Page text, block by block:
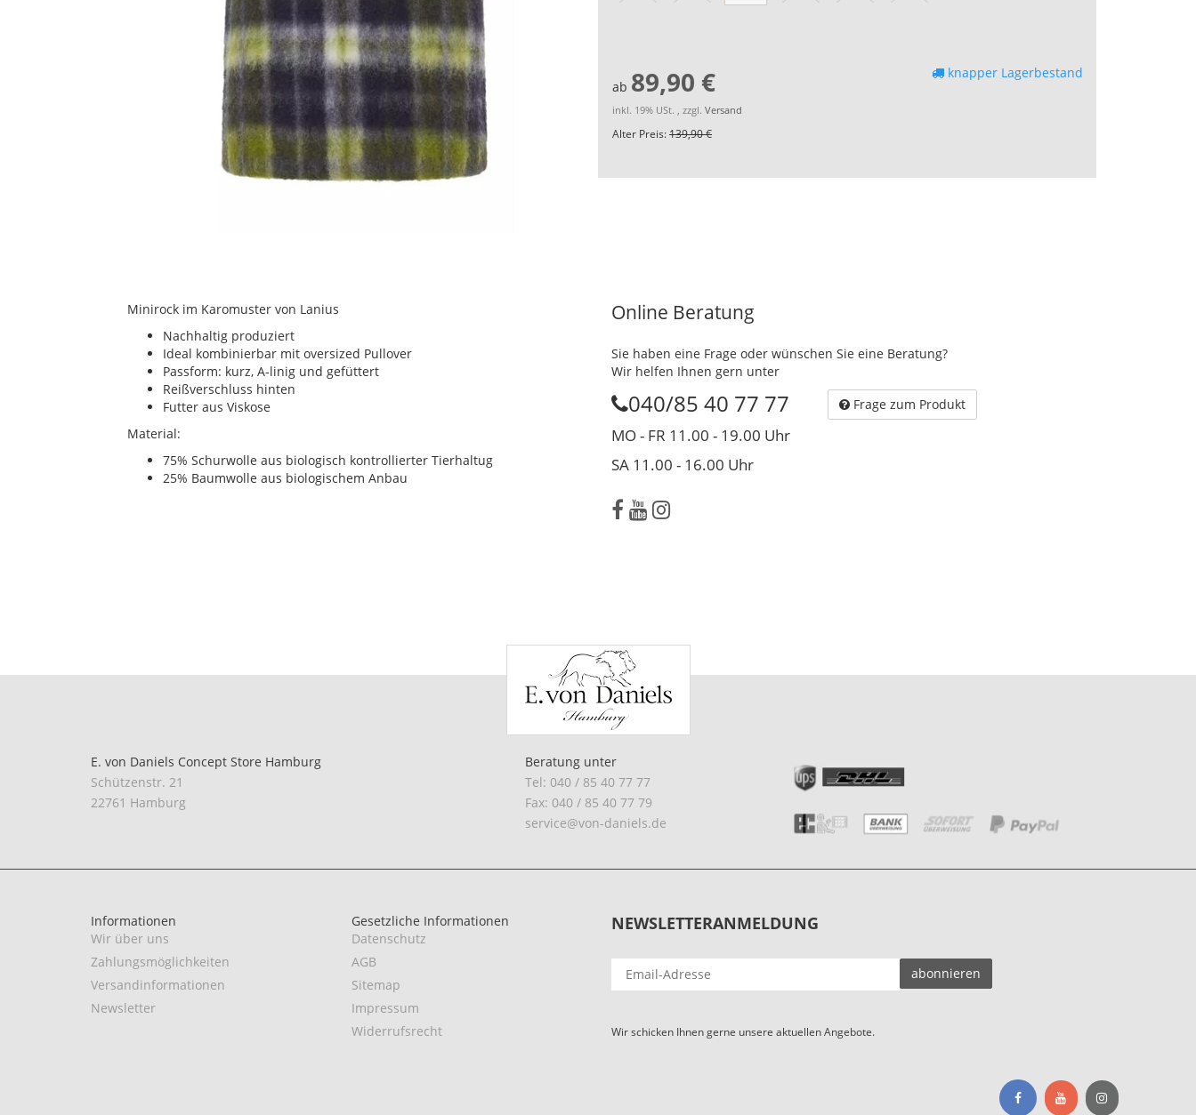
ab 89,90 €
inkl. 19% USt. , zzgl. Versand
Alter Preis:139,90 €
knapper Lagerbestand
Minirock im Karomuster von Lanius
Nachhaltig produziert
Ideal kombinierbar mit oversized Pullover
Passform: kurz, A-linig und gefüttert
Reißverschluss hinten
Futter aus Viskose
Material:
75% Schurwolle aus biologisch kontrollierter Tierhaltug
25% Baumwolle aus biologischem Anbau
Online Beratung
Sie haben eine Frage oder wünschen Sie eine Beratung?
Wir helfen Ihnen gern unter
040/85 40 77 77
MO - FR 11.00 - 19.00 Uhr
SA 11.00 - 16.00 Uhr
Frage zum Produkt
E. von Daniels Concept Store Hamburg
Schützenstr. 21
22761 Hamburg
Beratung unter
Tel: 040 / 85 40 77 77
Fax: 040 / 85 40 77 79
service@von-daniels.de
Informationen
Wir über uns
Zahlungsmöglichkeiten
Versandinformationen
Newsletter
Gesetzliche Informationen
Datenschutz
AGB
Sitemap
Impressum
Widerrufsrecht
NEWSLETTERANMELDUNG
EMAIL-
ADRESSE
abonnieren
Wir schicken Ihnen gerne unsere aktuellen Angebote.